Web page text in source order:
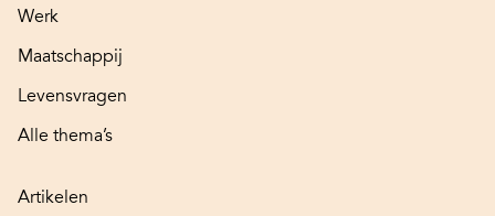
Werk
Maatschappij
Levensvragen
Alle thema’s
Artikelen